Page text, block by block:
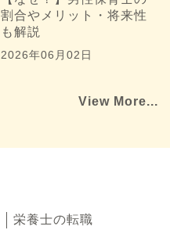
割合やメリット・将来性
も解説
2026年06月02日
View More...
栄養士の転職